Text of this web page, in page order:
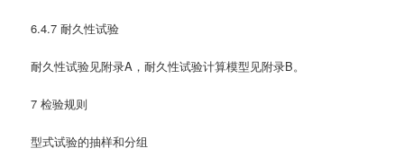
6.4.7 耐久性试验
耐久性试验见附录A，耐久性试验计算模型见附录B。
7 检验规则
型式试验的抽样和分组